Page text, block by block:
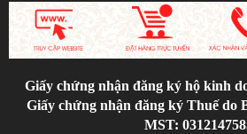
Giấy chứng nhận đăng ký hộ kinh
Giấy chứng nhận đăng ký Thuế do
MST: